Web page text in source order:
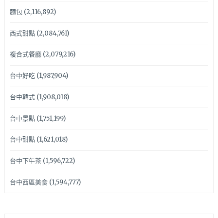
麵包(2,116,892)
西式甜點(2,084,761)
複合式餐廳(2,079,216)
台中好吃(1,987,904)
台中韓式(1,908,018)
台中景點(1,751,199)
台中甜點(1,621,018)
台中下午茶(1,596,722)
台中西區美食(1,594,777)